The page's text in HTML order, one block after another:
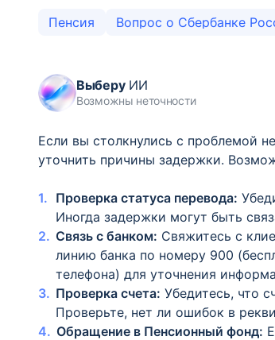
Пенсия Вопрос о Сбербанке
ВыберуИИ
Возможны неточности
Если вы столкнулись с проблемой
уточнить причины задержки.
Проверка статуса перевода:
Иногда задержки могут быть
Связь с банком: Свяжитесь с
линию банка по номеру 900
телефона) для уточнения
Проверка счета: Убедитесь, что
Проверьте, нет ли ошибок в
Обращение в Пенсионный фонд: